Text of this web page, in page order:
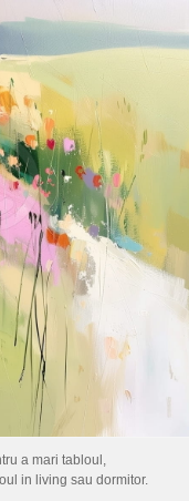
a mari tabloul,
in living sau dormitor.